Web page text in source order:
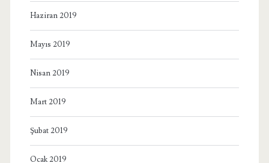
Haziran 2019
Mayıs 2019
Nisan 2019
Mart 2019
Şubat 2019
Ocak 2019